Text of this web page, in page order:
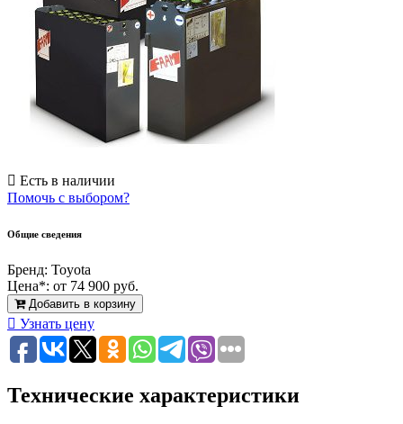
Есть в наличии
Помочь с выбором?
Общие сведения
Бренд: Toyota
Цена*: от 74 900 руб.
Добавить в корзину
Узнать цену
Технические характеристики